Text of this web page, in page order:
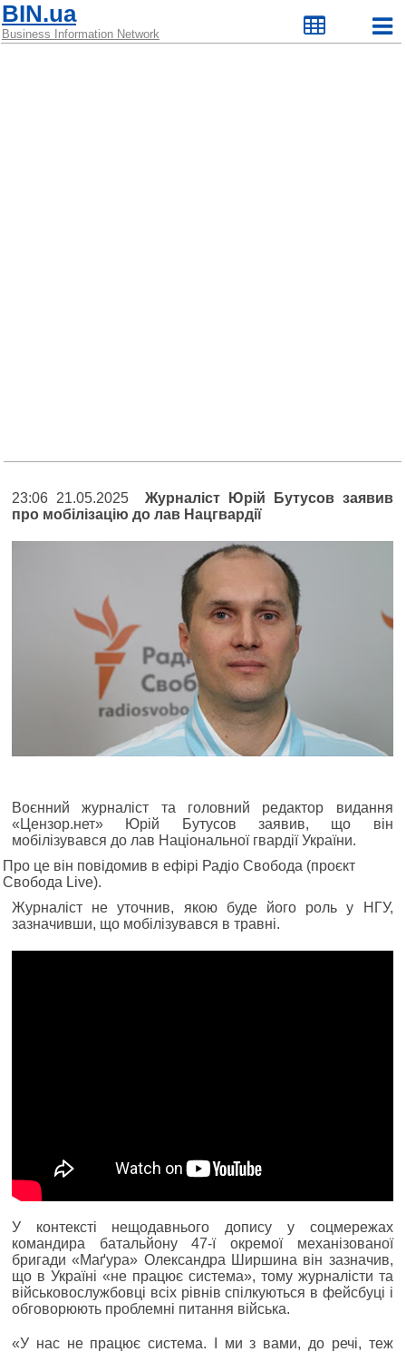
BIN.ua
Business Information Network
23:06 21.05.2025 Журналіст Юрій Бутусов заявив
про мобілізацію до лав Нацгвардії
Воєнний журналіст та головний редактор видання
«Цензор.нет» Юрій Бутусов заявив, що він
мобілізувався до лав Національної гвардії України.
Про це він повідомив в ефірі Радіо Свобода (проєкт
Свобода Live).
Журналіст не уточнив, якою буде його роль у НГУ,
зазначивши, що мобілізувався в травні.
У контексті нещодавнього допису у соцмережах
командира батальйону 47-ї окремої механізованої
бригади «Маґура» Олександра Ширшина він зазначив,
що в Україні «не працює система», тому журналісти та
військовослужбовці всіх рівнів спілкуються в фейсбуці і
обговорюють проблемні питання війська.
«У нас не працює система. І ми з вами, до речі, теж